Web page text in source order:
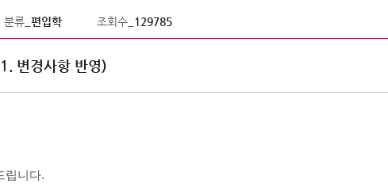
분류_ 편입학 조회수_ 129785
변경사항 반영)
립니다.